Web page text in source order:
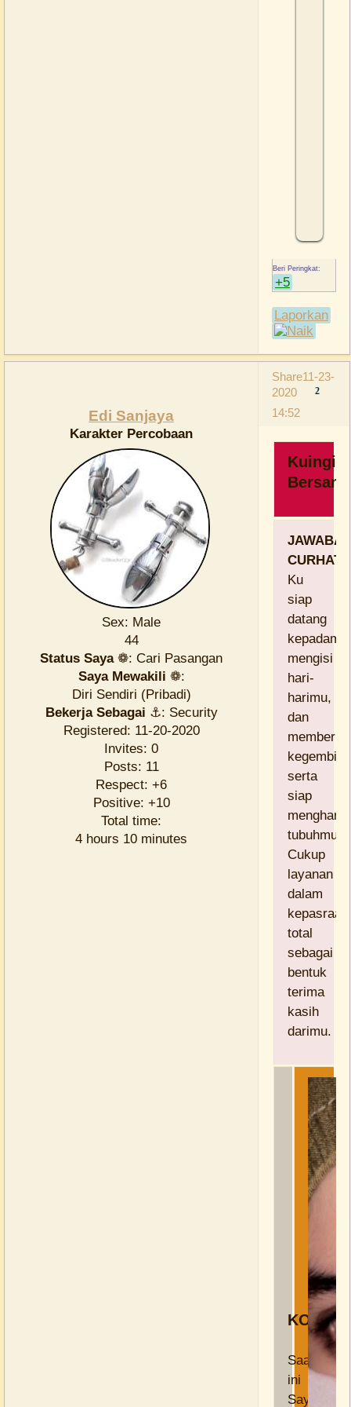
+5
Laporkan
Share
2
11-23-
2020
14:52
Edi Sanjaya
Karakter Percobaan
Sex: Male
44
Status Saya❁: Cari Pasangan
Saya Mewakili ❁:
Diri Sendiri (Pribadi)
Bekerja Sebagai ⚓: Security
Registered: 11-20-2020
Invites: 0
Posts: 11
Respect: +6
Positive: +10
Total time:
4 hours 10 minutes
Kuingin
CURHAT:
Ku
siap
datang
kepadamu,
mengisi
hari-
harimu,
dan
serta
siap
tubuhmu.
Cukup
layanan
dalam
kepasraan
total
sebagai
bentuk
terima
kasih
darimu.
Saat
ini
Sayalagi: